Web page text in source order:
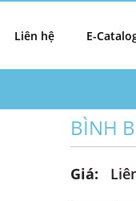
Liên hệ E-
BÌNH
Giá: